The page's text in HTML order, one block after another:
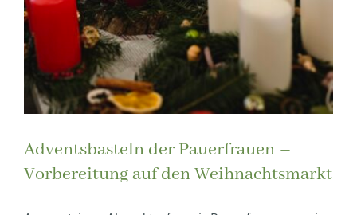
Adventsbasteln der Pauerfrauen –
Vorbereitung auf den Weihnachtsmarkt